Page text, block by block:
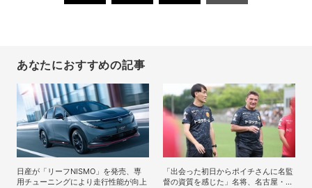
あなたにおすすめの記事
日産が「リーフNISMO」を発売、専
用チューニングにより走行性能が向上
「出会った初日からポイチさんに名監
督の資質を感じた」名将、名古屋・ペ